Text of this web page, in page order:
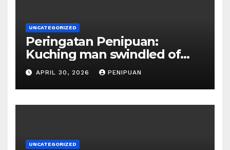
UNCATEGORIZED
Peringatan Penipuan:
Kuching man swindled of
RM415,000 in Haj permits,
APRIL 30, 2026 PENIPUAN
UNCATEGORIZED